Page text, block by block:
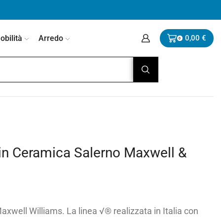
Arredo 0 0,00 €
Ceramica Salerno Maxwell &
Williams. La linea √® realizzata in Italia con